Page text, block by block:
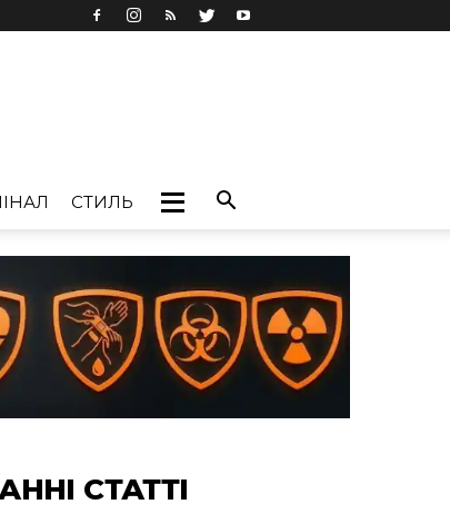
СТИЛЬ
СТАТТІ